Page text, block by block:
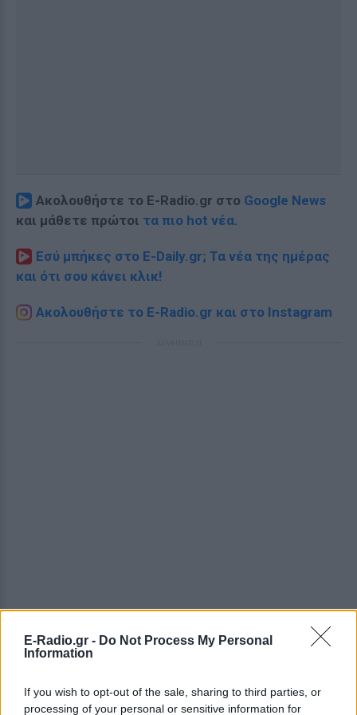
E-Radio.gr - Do Not Process My Personal
Information
If you wish to opt-out of the sale, sharing to third parties, or
processing of your personal or sensitive information for
Ακολουθήστε το E-Radio.gr στο Google News
και μάθετε πρώτοι τα πιο hot νέα.
Εσύ μπήκες στο E-Daily.gr; Τα νέα της ημέρας
και ότι σου κάνει κλικ!
Ακολουθήστε το E-Radio.gr και στο Instagram